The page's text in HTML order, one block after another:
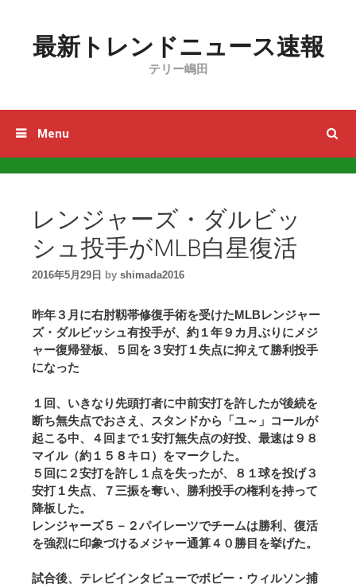
最新トレンドニュース速報
テリー嶋田
Menu
レンジャーズ・ダルビッ
シュ投手がMLB白星復活
2016年5月29日 by shimada2016
昨年３月に右肘靱帯修復手術を受けたMLBレンジャー
ズ・ダルビッシュ有投手が、約１年９カ月ぶりにメジ
ャー復帰登板、５回を３安打１失点に抑えて勝利投手
になった
１回、いきなり先頭打者に中前安打を許したが後続を
断ち無失点でおさえ、スタンドから「ユ～」コールが
起こる中、４回まで１安打無失点の好投、最速は９８
マイル（約１５８キロ）をマークした。
５回に２安打を許し１点を失ったが、８１球を投げ３
安打１失点、７三振を奪い、勝利投手の権利を持って
降板した。
レンジャーズ５－２パイレーツでチームは勝利、復活
を強烈に印象づけるメジャー通算４０勝目を挙げた。
試合後、テレビインタビューでボビー・ウィルソン捕